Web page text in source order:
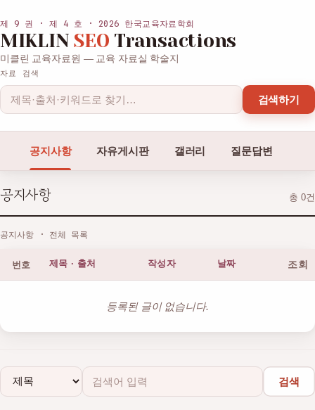
제 9 권 · 제 4 호 · 2026 한국교육자료학회
MIKLINSEO Transactions
미클린 교육자료원 — 교육 자료실 학술지
자료 검색
검색하기
공지사항 자유게시판 갤러리 질문답변
공지사항 총 0건
공지사항 · 전체 목록
번호 제목 · 출처 작성자 날짜 조회
등록된 글이 없습니다.
검색